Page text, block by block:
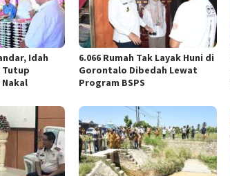
Idah
Tutup
Nakal
6.066 Rumah Tak Layak Huni di
Gorontalo Dibedah Lewat
Program BSPS